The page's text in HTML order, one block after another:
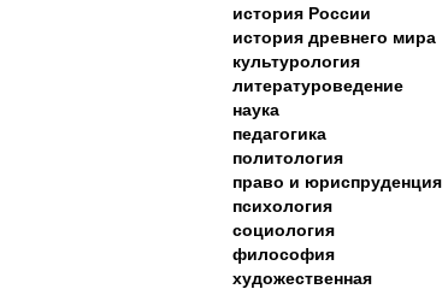
история России
история древнего мира
культурология
литературоведение
наука
педагогика
политология
право и юриспруденция
психология
социология
философия
художественная